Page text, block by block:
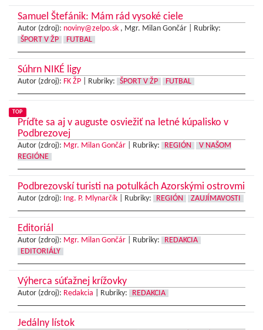
Samuel Štefánik: Mám rád vysoké ciele
Autor (zdroj): noviny@zelpo.sk , Mgr. Milan Gončár |
Rubriky:
ŠPORT V ŽP
FUTBAL
Súhrn NIKÉ ligy
Autor (zdroj): FK ŽP Rubriky: ŠPORT V ŽP FUTBAL
TOP
Príďte sa aj v auguste osviežiť na letné kúpalisko v
Podbrezovej
Autor (zdroj): Mgr. Milan Gončár Rubriky: REGIÓN
V NAŠOM
REGIÓNE
Podbrezovskí turisti na potulkách Azorskými ostrovmi
Autor (zdroj): Ing. P. Mlynarčík Rubriky: REGIÓN ZAUJÍMAVOSTI
Editoriál
Autor (zdroj): Mgr. Milan Gončár Rubriky:
REDAKCIA
EDITORIÁLY
Výherca súťažnej krížovky
Autor (zdroj): Redakcia Rubriky: REDAKCIA
Jedálny lístok